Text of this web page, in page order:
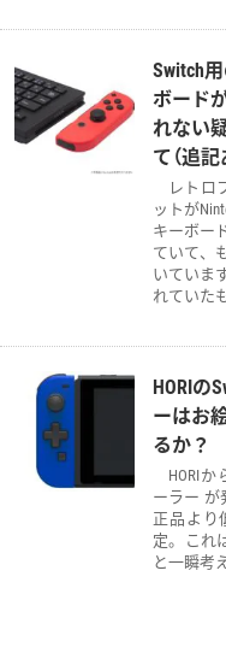
Switch
ボード
れない
て（追記
レトロ
ットが
キーボー
ていて、
いていま
れていた
HORIの
ーはお
るか？
HORI
ーラー
正品より
定。これ
と一瞬考